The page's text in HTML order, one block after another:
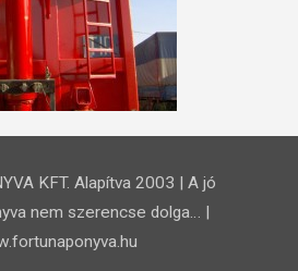
KFT. Alapítva 2003 | A jó
nem szerencse dolga… |